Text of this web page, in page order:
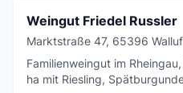
Weingut Friedel Russler
Marktstraße 47, 65396 Walluf
Familienweingut im
ha mit Riesling,